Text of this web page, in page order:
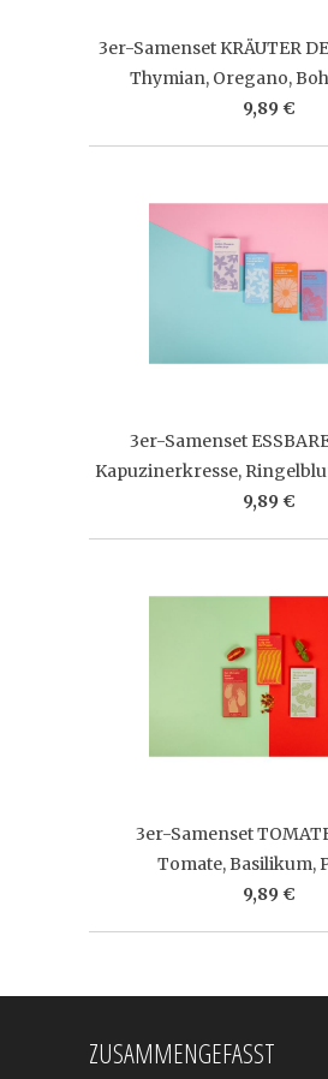
3er-Samenset KRÄUTER
Thymian, Oregano,
9,89 €
3er-Samenset
Kapuzinerkresse,
9,89 €
3er-Samenset
Tomate, Basilikum,
9,89 €
ZUSAMMENGEFASST